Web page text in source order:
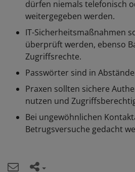
dürfen niemals telefonisch
weitergegeben werden.
IT-Sicherheitsmaßnahmen
überprüft werden, ebenso
Zugriffsrechte.
Passwörter sind in
Praxen sollten sichere
nutzen und
Bei ungewöhnlichen
Betrugsversuche gedacht